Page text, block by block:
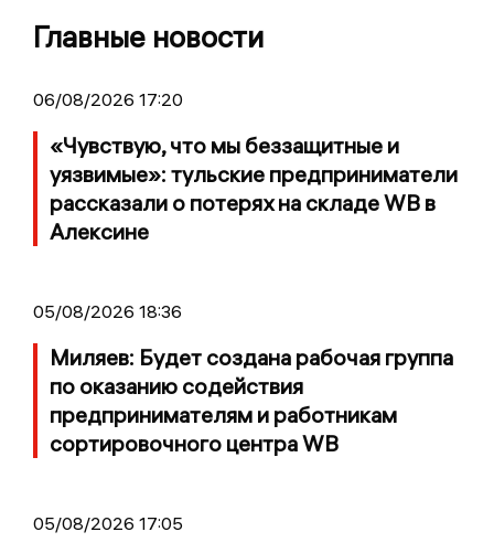
Главные новости
06/08/2026 17:20
«Чувствую, что мы беззащитные и
уязвимые»: тульские предприниматели
рассказали о потерях на складе WB в
Алексине
05/08/2026 18:36
Миляев: Будет создана рабочая группа
по оказанию содействия
предпринимателям и работникам
сортировочного центра WB
05/08/2026 17:05